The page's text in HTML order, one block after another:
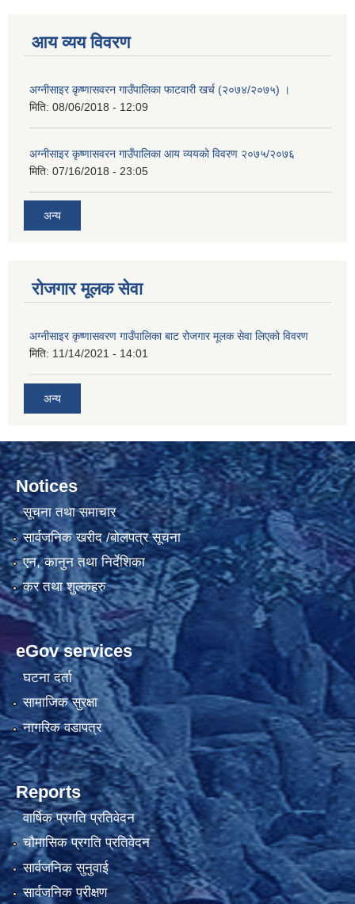
आय व्यय विवरण
अग्नीसाइर कृष्णासवरन गाउँपालिका फाटवारी खर्च (२०७४/२०७५) ।
मिति: 08/06/2018 - 12:09
अग्नीसाइर कृष्णासवरन गाउँपालिका आय व्ययको विवरण २०७५/२०७६
मिति: 07/16/2018 - 23:05
अन्य
रोजगार मूलक सेवा
अग्नीसाइर कृष्णासवरण गाउँपालिका बाट रोजगार मूलक सेवा लिएको विवरण
मिति: 11/14/2021 - 14:01
अन्य
Notices
सूचना तथा समाचार
सार्वजनिक खरीद /बोलपत्र सूचना
एन, कानुन तथा निर्देशिका
कर तथा शुल्कहरु
eGov services
घटना दर्ता
सामाजिक सुरक्षा
नागरिक वडापत्र
Reports
वार्षिक प्रगति प्रतिवेदन
चौमासिक प्रगति प्रतिवेदन
सार्वजनिक सुनुवाई
सार्वजनिक परीक्षण